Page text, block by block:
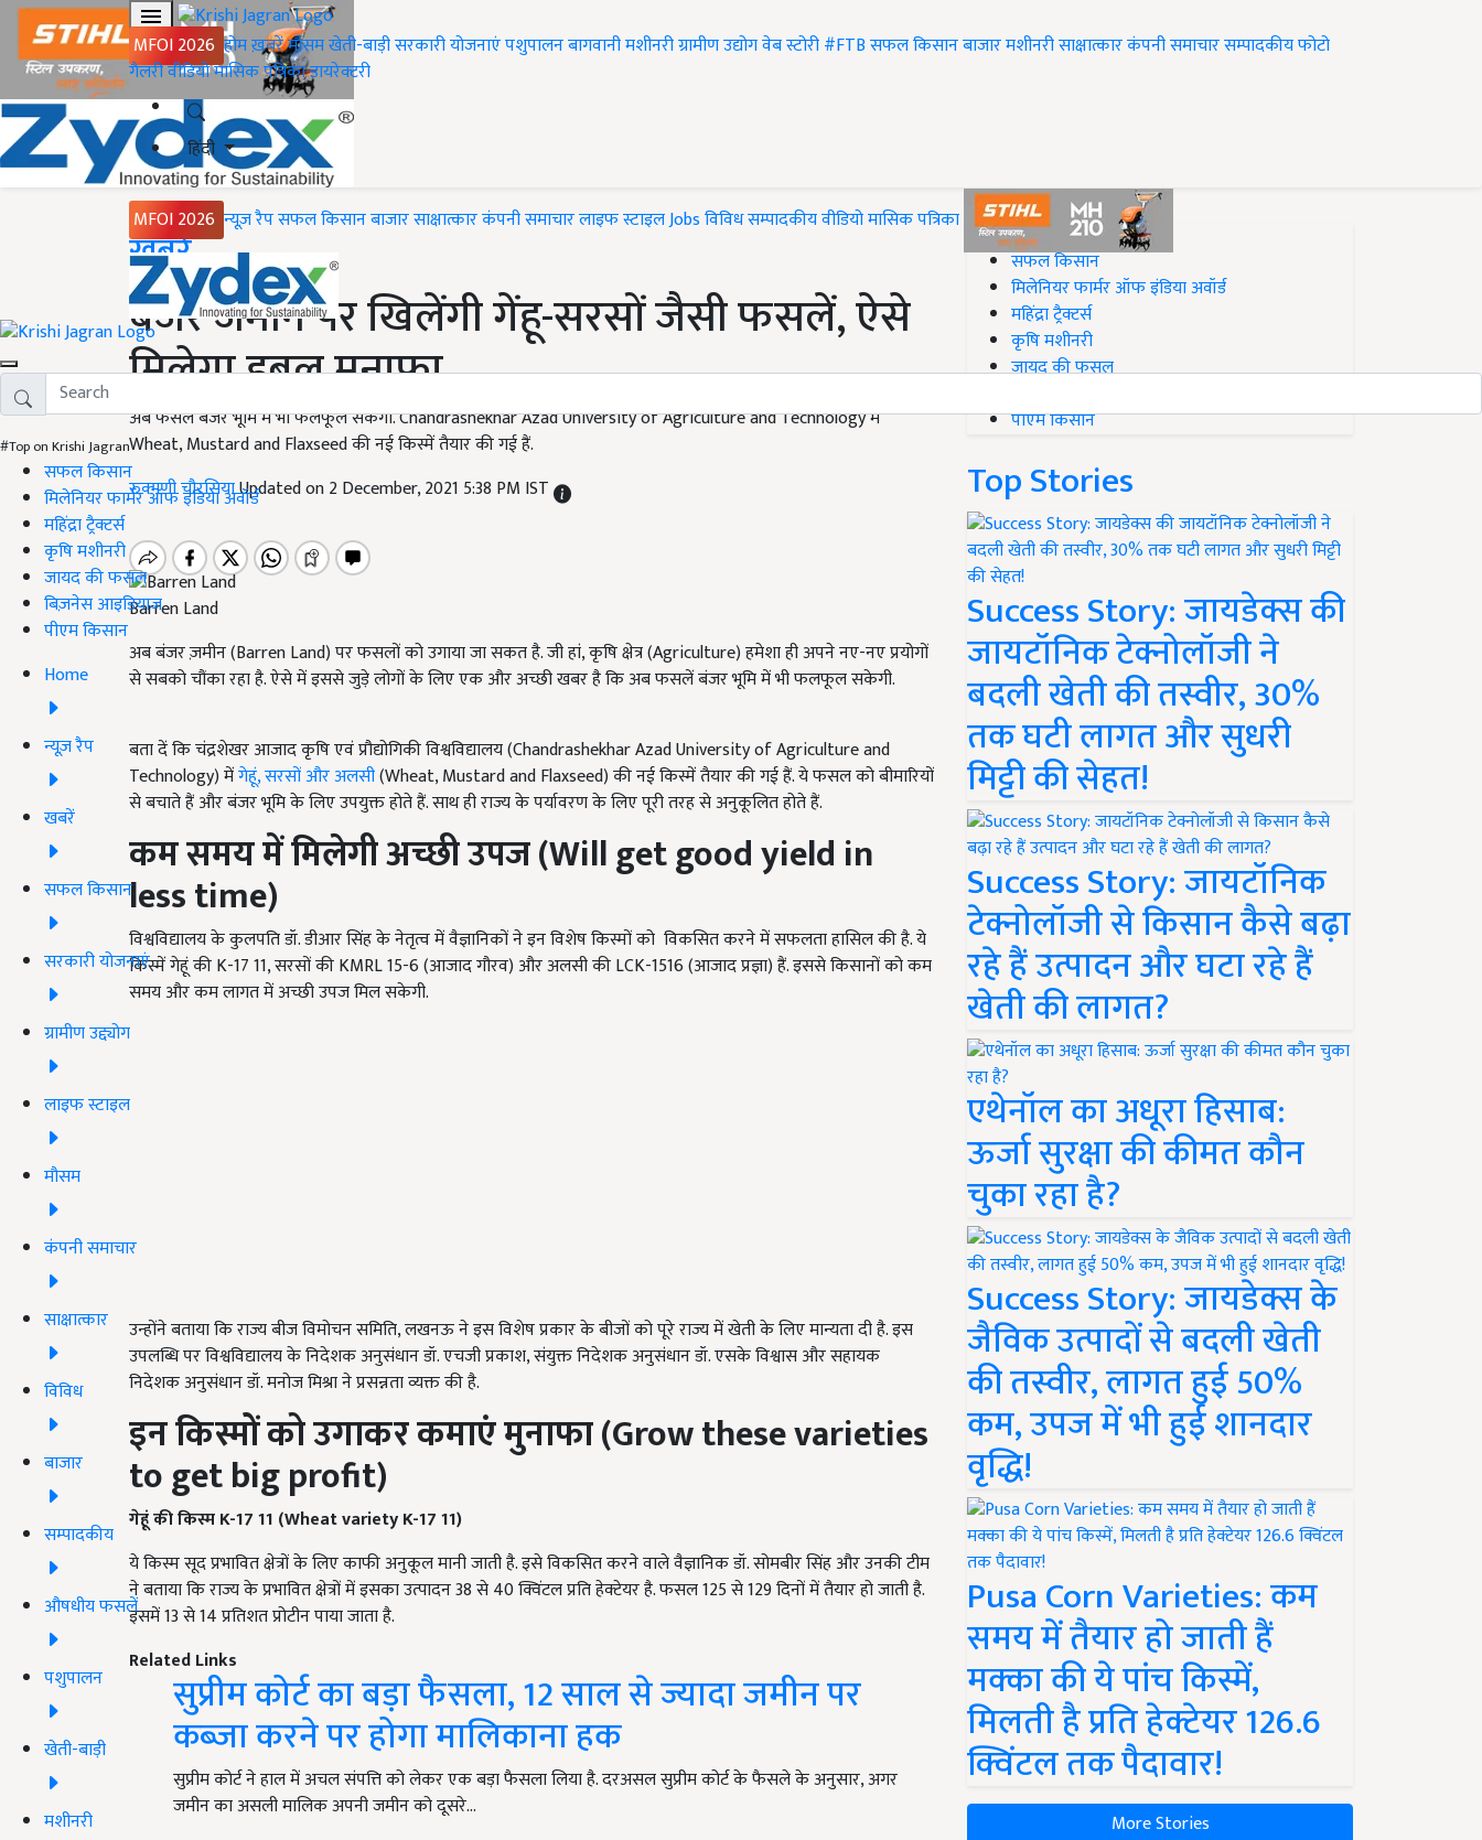
MFOI 2026 होमख़बरेंमौसमखेती-बाड़ीसरकारी योजनाएंपशुपालनबागवानीमशीनरीग्रामीण उद्योगवेब स्टोरी#FTBसफल किसानबाजारमशीनरीसाक्षात्कारकंपनी समाचारसम्पादकीयफोटो
गैलरीवीडियोमासिक पत्रिकाडायरेक्टरी
हिंदी
MFOI 2026 न्यूज़ रैपसफल किसानबाजारसाक्षात्कारकंपनी समाचारलाइफ स्टाइलJobsविविधसम्पादकीयवीडियोमासिक पत्रिका
#Top on Krishi Jagran
सफल किसान
मिलेनियर फार्मर ऑफ इंडिया अवॉर्ड
महिंद्रा ट्रैक्टर्स
कृषि मशीनरी
जायद की फसल
बिज़नेस आइडियाज
पीएम किसान
Home
न्यूज़ रैप
खबरें
सफल किसान
सरकारी योजनाएं
ग्रामीण उद्द्योग
लाइफ स्टाइल
मौसम
कंपनी समाचार
साक्षात्कार
विविध
बाजार
सम्पादकीय
औषधीय फसलें
पशुपालन
खेती-बाड़ी
मशीनरी
Home
ख़बरें
बंजर जमीन पर खिलेंगी गेंहू-सरसों जैसी फसलें, ऐसे
मिलेगा डबल मुनाफा
अब फसलें बंजर भूमि में भी फलफूल सकेगी. Chandrashekhar Azad University of Agriculture and Technology में
Wheat, Mustard and Flaxseed की नई किस्में तैयार की गई हैं.
रुक्मणी चौरसियाUpdated on 2 December, 2021 5:38 PM IST
Barren Land
अब बंजर ज़मीन (Barren Land) पर फसलों को उगाया जा सकत है. जी हां, कृषि क्षेत्र (Agriculture) हमेशा ही अपने नए-नए प्रयोगों
से सबको चौंका रहा है. ऐसे में इससे जुड़े लोगों के लिए एक और अच्छी खबर है कि अब फसलें बंजर भूमि में भी फलफूल सकेगी.
बता दें कि चंद्रशेखर आजाद कृषि एवं प्रौद्योगिकी विश्वविद्यालय (Chandrashekhar Azad University of Agriculture and
Technology) मेंगेहूं, सरसों और अलसी(Wheat, Mustard and Flaxseed) की नई किस्में तैयार की गई हैं. ये फसल को बीमारियों
से बचाते हैं और बंजर भूमि के लिए उपयुक्त होते हैं. साथ ही राज्य के पर्यावरण के लिए पूरी तरह से अनुकूलित होते हैं.
कम समय में मिलेगी अच्छी उपज (Will get good yield in
less time)
विश्वविद्यालय के कुलपति डॉ. डीआर सिंह के नेतृत्व में वैज्ञानिकों ने इन विशेष किस्मों को विकसित करने में सफलता हासिल की है. ये
किस्में गेहूं की K-17 11, सरसों की KMRL 15-6 (आजाद गौरव) और अलसी की LCK-1516 (आजाद प्रज्ञा) हैं. इससे किसानों को कम
समय और कम लागत में अच्छी उपज मिल सकेगी.
उन्होंने बताया कि राज्य बीज विमोचन समिति, लखनऊ ने इस विशेष प्रकार के बीजों को पूरे राज्य में खेती के लिए मान्यता दी है. इस
उपलब्धि पर विश्वविद्यालय के निदेशक अनुसंधान डॉ. एचजी प्रकाश, संयुक्त निदेशक अनुसंधान डॉ. एसके विश्वास और सहायक
निदेशक अनुसंधान डॉ. मनोज मिश्रा ने प्रसन्नता व्यक्त की है.
इन किस्मों को उगाकर कमाएं मुनाफा (Grow these varieties
to get big profit)
गेहूं की किस्मK-17 11 (Wheat variety K-17 11)
ये किस्म सूद प्रभावित क्षेत्रों के लिए काफी अनुकूल मानी जाती है. इसे विकसित करने वाले वैज्ञानिक डॉ. सोमबीर सिंह और उनकी टीम
ने बताया कि राज्य के प्रभावित क्षेत्रों में इसका उत्पादन 38 से 40 क्विंटल प्रति हेक्टेयर है. फसल 125 से 129 दिनों में तैयार हो जाती है.
इसमें 13 से 14 प्रतिशत प्रोटीन पाया जाता है.
Related Links
सुप्रीम कोर्ट का बड़ा फैसला, 12 साल से ज्यादा जमीन पर
कब्जा करने पर होगा मालिकाना हक
सुप्रीम कोर्ट ने हाल में अचल संपत्ति को लेकर एक बड़ा फैसला लिया है. दरअसल सुप्रीम कोर्ट के फैसले के अनुसार, अगर
जमीन का असली मालिक अपनी जमीन को दूसरे…
#Top on Krishi Jagran
सफल किसान
मिलेनियर फार्मर ऑफ इंडिया अवॉर्ड
महिंद्रा ट्रैक्टर्स
कृषि मशीनरी
जायद की फसल
पीएम किसान
Top Stories
Success Story: जायडेक्स की
जायटॉनिक टेक्नोलॉजी ने
बदली खेती की तस्वीर, 30%
तक घटी लागत और सुधरी
मिट्टी की सेहत!
Success Story: जायटॉनिक
टेक्नोलॉजी से किसान कैसे बढ़ा
रहे हैं उत्पादन और घटा रहे हैं
खेती की लागत?
एथेनॉल का अधूरा हिसाब:
ऊर्जा सुरक्षा की कीमत कौन
चुका रहा है?
Success Story: जायडेक्स के
जैविक उत्पादों से बदली खेती
की तस्वीर, लागत हुई 50%
कम, उपज में भी हुई शानदार
वृद्धि!
Pusa Corn Varieties: कम
समय में तैयार हो जाती हैं
मक्का की ये पांच किस्में,
मिलती है प्रति हेक्टेयर 126.6
क्विंटल तक पैदावार!
More Stories